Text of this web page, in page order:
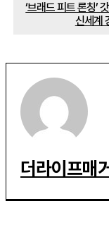
‘브래드 피트 론칭’
신세계
더라이프매